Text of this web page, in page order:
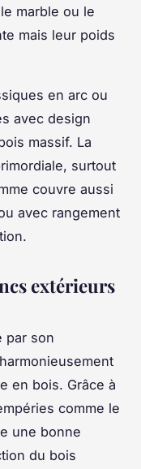
marble ou le
mais leur poids
en arc ou
avec design
massif. La
surtout
couvre aussi
avec rangement
extérieurs
par son
en bois. Grâce à
comme le
une bonne
du bois